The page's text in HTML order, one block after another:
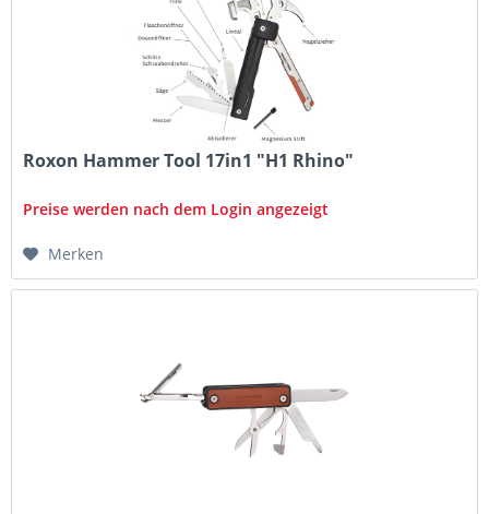
Roxon Hammer Tool 17in1 "H1 Rhino"
Preise werden nach dem Login angezeigt
Merken